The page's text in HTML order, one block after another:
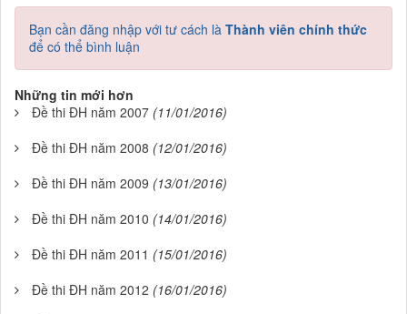
Bạn cần đăng nhập với tư cách là Thành viên chính thức
để có thể bình luận
Những tin mới hơn
Đề thi ĐH năm 2007 (11/01/2016)
Đề thi ĐH năm 2008 (12/01/2016)
Đề thi ĐH năm 2009 (13/01/2016)
Đề thi ĐH năm 2010 (14/01/2016)
Đề thi ĐH năm 2011 (15/01/2016)
Đề thi ĐH năm 2012 (16/01/2016)